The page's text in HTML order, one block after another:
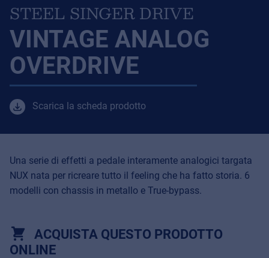
STEEL SINGER DRIVE
VINTAGE ANALOG
OVERDRIVE
Scarica la scheda prodotto
Una serie di effetti a pedale interamente analogici targata
NUX nata per ricreare tutto il feeling che ha fatto storia. 6
modelli con chassis in metallo e True-bypass.
ACQUISTA QUESTO PRODOTTO
ONLINE